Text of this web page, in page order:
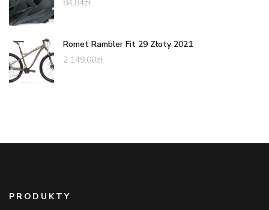
84,84zł
Romet Rambler Fit 29 Złoty 2021
2 149,00zł
PRODUKTY